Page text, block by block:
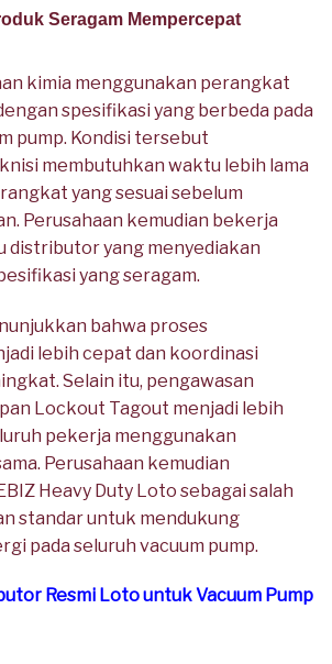
Seragam Mempercepat
kimia menggunakan perangkat
spesifikasi yang berbeda pada
pump. Kondisi tersebut
membutuhkan waktu lebih lama
yang sesuai sebelum
Perusahaan kemudian bekerja
distributor yang menyediakan
yang seragam.
bahwa proses
lebih cepat dan koordinasi
Selain itu, pengawasan
Lockout Tagout menjadi lebih
pekerja menggunakan
Perusahaan kemudian
Heavy Duty Loto sebagai salah
standar untuk mendukung
pada seluruh vacuum pump.
Resmi Loto untuk Vacuum Pump